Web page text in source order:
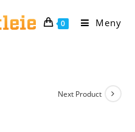
0 Meny
Next Product